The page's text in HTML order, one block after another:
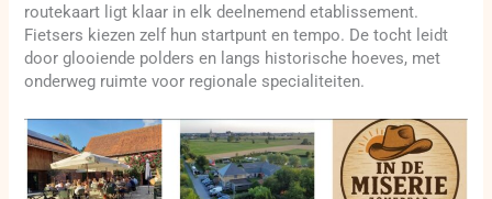
routekaart ligt klaar in elk deelnemend etablissement.
Fietsers kiezen zelf hun startpunt en tempo. De tocht leidt
door glooiende polders en langs historische hoeves, met
onderweg ruimte voor regionale specialiteiten.